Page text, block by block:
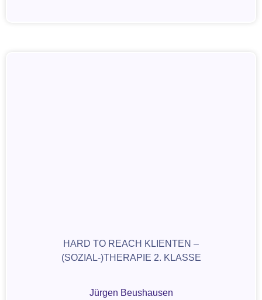
HARD TO REACH KLIENTEN –
(SOZIAL-)THERAPIE 2. KLASSE
Jürgen Beushausen